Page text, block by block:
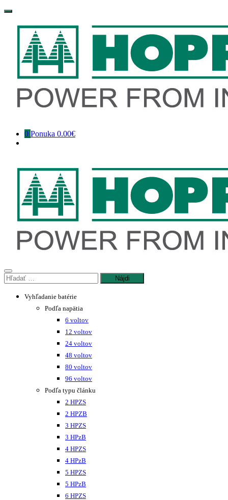
Preskočiť
obsah
0 Ponuka 0.00€
Hľadať:
Vyhľadanie batérie
Podľa napätia
6 voltov
12 voltov
24 voltov
48 voltov
80 voltov
96 voltov
Podľa typu článku
2 HPZS
2 HPZB
3 HPZS
3 HPzB
4 HPZS
4 HPzB
5 HPZS
5 HPzB
6 HPZS